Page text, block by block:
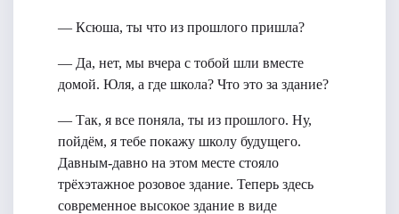
— Ксюша, ты что из прошлого пришла?
— Да, нет, мы вчера с тобой шли вместе
домой. Юля, а где школа? Что это за здание?
— Так, я все поняла, ты из прошлого. Ну,
пойдём, я тебе покажу школу будущего.
Давным-давно на этом месте стояло
трёхэтажное розовое здание. Теперь здесь
современное высокое здание в виде